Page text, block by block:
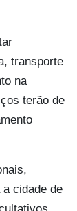
transporte
na
terão de
cidade de